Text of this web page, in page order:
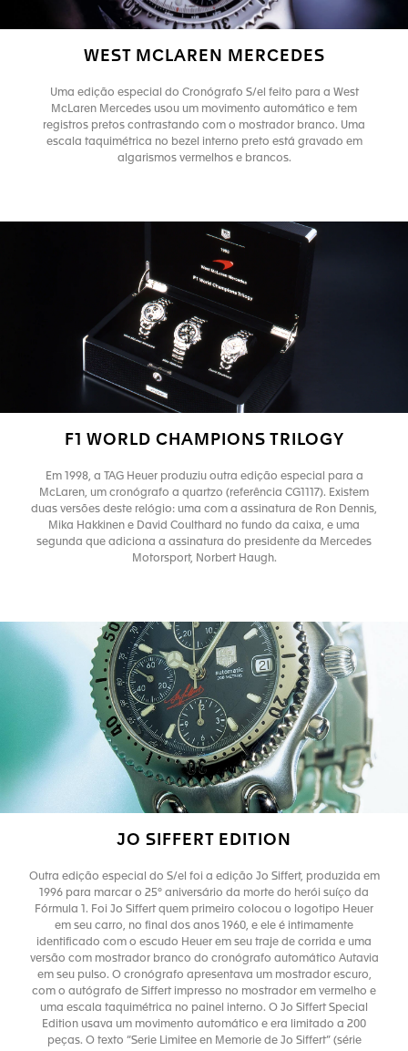
WEST MCLAREN MERCEDES
Uma edição especial do Cronógrafo S/el feito para a West
McLaren Mercedes usou um movimento automático e tem
registros pretos contrastando com o mostrador branco. Uma
escala taquimétrica no bezel interno preto está gravado em
algarismos vermelhos e brancos.
F1 WORLD CHAMPIONS TRILOGY
Em 1998, a TAG Heuer produziu outra edição especial para a
McLaren, um cronógrafo a quartzo (referência CG1117). Existem
duas versões deste relógio: uma com a assinatura de Ron Dennis,
Mika Hakkinen e David Coulthard no fundo da caixa, e uma
segunda que adiciona a assinatura do presidente da Mercedes
Motorsport, Norbert Haugh.
JO SIFFERT EDITION
Outra edição especial do S/el foi a edição Jo Siffert, produzida em
1996 para marcar o 25º aniversário da morte do herói suíço da
Fórmula 1. Foi Jo Siffert quem primeiro colocou o logotipo Heuer
em seu carro, no final dos anos 1960, e ele é intimamente
identificado com o escudo Heuer em seu traje de corrida e uma
versão com mostrador branco do cronógrafo automático Autavia
em seu pulso. O cronógrafo apresentava um mostrador escuro,
com o autógrafo de Siffert impresso no mostrador em vermelho e
uma escala taquimétrica no painel interno. O Jo Siffert Special
Edition usava um movimento automático e era limitado a 200
peças. O texto “Serie Limitee en Memorie de Jo Siffert” (série